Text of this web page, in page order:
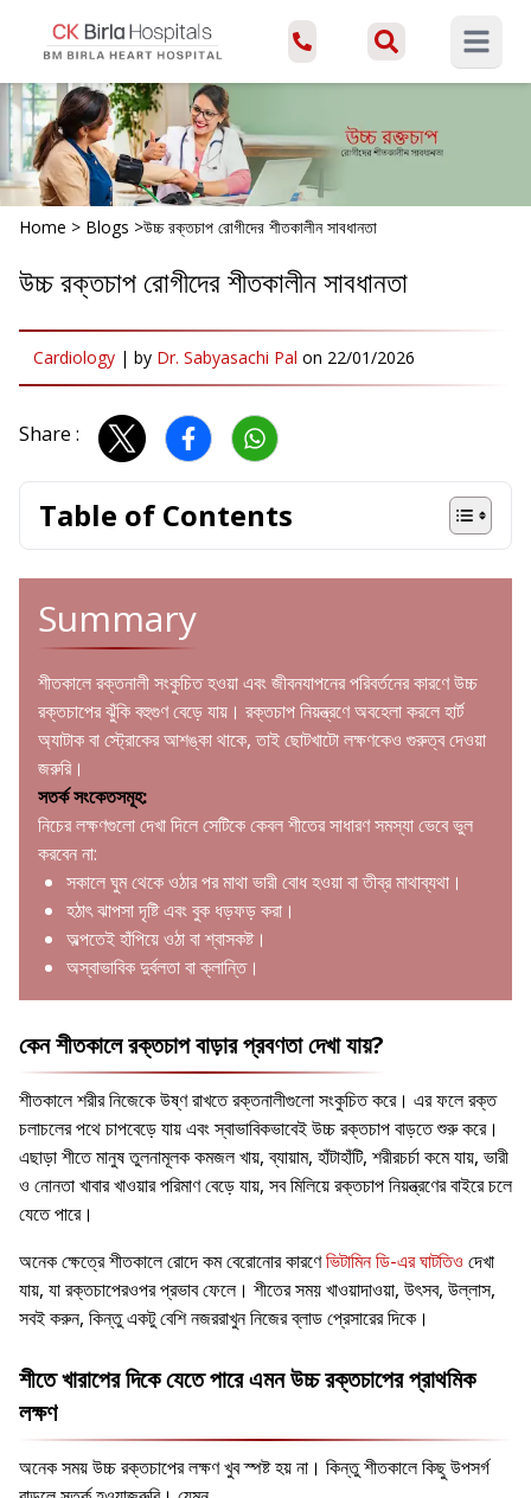
Open
Home > Blogs >উচ্চ রক্তচাপ রোগীদের শীতকালীন সাবধানতা
উচ্চ রক্তচাপ রোগীদের শীতকালীন সাবধানতা
Cardiology | by Dr. Sabyasachi Pal on 22/01/2026
Share :
Table of Contents
Summary
শীতকালে রক্তনালী সংকুচিত হওয়া এবং জীবনযাপনের পরিবর্তনের কারণে উচ্চ
রক্তচাপের ঝুঁকি বহুগুণ বেড়ে যায়। রক্তচাপ নিয়ন্ত্রণে অবহেলা করলে হার্ট
অ্যাটাক বা স্ট্রোকের আশঙ্কা থাকে, তাই ছোটখাটো লক্ষণকেও গুরুত্ব দেওয়া
জরুরি।
সতর্ক সংকেতসমূহ:
নিচের লক্ষণগুলো দেখা দিলে সেটিকে কেবল শীতের সাধারণ সমস্যা ভেবে ভুল
করবেন না:
সকালে ঘুম থেকে ওঠার পর মাথা ভারী বোধ হওয়া বা তীব্র মাথাব্যথা।
হঠাৎ ঝাপসা দৃষ্টি এবং বুক ধড়ফড় করা।
অল্পতেই হাঁপিয়ে ওঠা বা শ্বাসকষ্ট।
অস্বাভাবিক দুর্বলতা বা ক্লান্তি।
কেন শীতকালে রক্তচাপ বাড়ার প্রবণতা দেখা যায়?
শীতকালে শরীর নিজেকে উষ্ণ রাখতে রক্তনালীগুলো সংকুচিত করে। এর ফলে রক্ত
চলাচলের পথে চাপবেড়ে যায় এবং স্বাভাবিকভাবেই উচ্চ রক্তচাপ বাড়তে শুরু করে।
এছাড়া শীতে মানুষ তুলনামূলক কমজল খায়, ব্যায়াম, হাঁটাহাঁটি, শরীরচর্চা কমে যায়, ভারী
ও নোনতা খাবার খাওয়ার পরিমাণ বেড়ে যায়, সব মিলিয়ে রক্তচাপ নিয়ন্ত্রণের বাইরে চলে
যেতে পারে।
অনেক ক্ষেত্রে শীতকালে রোদে কম বেরোনোর কারণেভিটামিন ডি-এর ঘাটতিও দেখা
যায়, যা রক্তচাপেরওপর প্রভাব ফেলে। শীতের সময় খাওয়াদাওয়া, উৎসব, উল্লাস,
সবই করুন, কিন্তু একটু বেশি নজররাখুন নিজের ব্লাড প্রেসারের দিকে।
শীতে খারাপের দিকে যেতে পারে এমন উচ্চ রক্তচাপের প্রাথমিক
লক্ষণ
অনেক সময় উচ্চ রক্তচাপের লক্ষণ খুব স্পষ্ট হয় না। কিন্তু শীতকালে কিছু উপসর্গ